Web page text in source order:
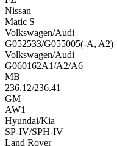
Nissan
Matic S
Volkswagen/Audi
G052533/G055005(-A, A2)
Volkswagen/Audi
G060162A1/A2/A6
MB
236.12/236.41
GM
AW1
Hyundai/Kia
SP-IV/SPH-IV
Land Rover